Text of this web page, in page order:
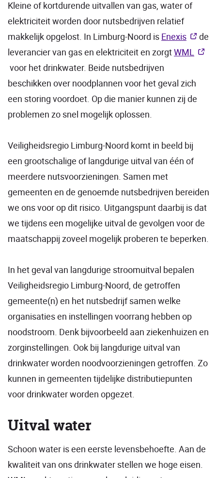
Kleine of kortdurende uitvallen van gas, water of
elektriciteit worden door nutsbedrijven relatief
makkelijk opgelost. In Limburg-Noord is Enexis
de
leverancier van gas en elektriciteit en zorgtWML
voor het drinkwater. Beide nutsbedrijven
beschikken over noodplannen voor het geval zich
een storing voordoet. Op die manier kunnen zij de
problemen zo snel mogelijk oplossen.
Veiligheidsregio Limburg-Noord komt in beeld bij
een grootschalige of langdurige uitval van één of
meerdere nutsvoorzieningen. Samen met
gemeenten en de genoemde nutsbedrijven bereiden
we ons voor op dit risico. Uitgangspunt daarbij is dat
we tijdens een mogelijke uitval de gevolgen voor de
maatschappij zoveel mogelijk proberen te beperken.
In het geval van langdurige stroomuitval bepalen
Veiligheidsregio Limburg-Noord, de getroffen
gemeente(n) en het nutsbedrijf samen welke
organisaties en instellingen voorrang hebben op
noodstroom. Denk bijvoorbeeld aan ziekenhuizen en
zorginstellingen. Ook bij langdurige uitval van
drinkwater worden noodvoorzieningen getroffen. Zo
kunnen in gemeenten tijdelijke distributiepunten
voor drinkwater worden opgezet.
Uitval water
Schoon water is een eerste levensbehoefte. Aan de
kwaliteit van ons drinkwater stellen we hoge eisen.